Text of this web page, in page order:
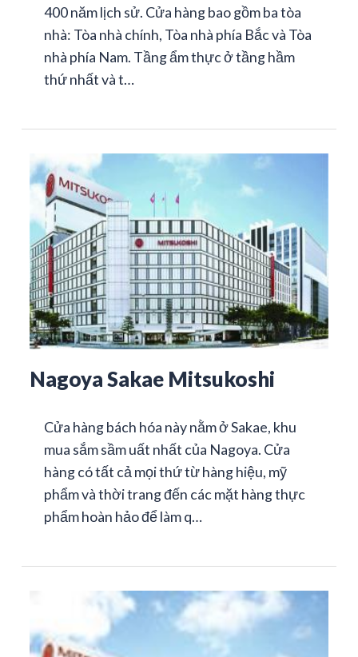
400 năm lịch sử. Cửa hàng bao gồm ba tòa
nhà: Tòa nhà chính, Tòa nhà phía Bắc và Tòa
nhà phía Nam. Tầng ẩm thực ở tầng hầm
thứ nhất và t…
Nagoya Sakae Mitsukoshi
Cửa hàng bách hóa này nằm ở Sakae, khu
mua sắm sầm uất nhất của Nagoya. Cửa
hàng có tất cả mọi thứ từ hàng hiệu, mỹ
phẩm và thời trang đến các mặt hàng thực
phẩm hoàn hảo để làm q…